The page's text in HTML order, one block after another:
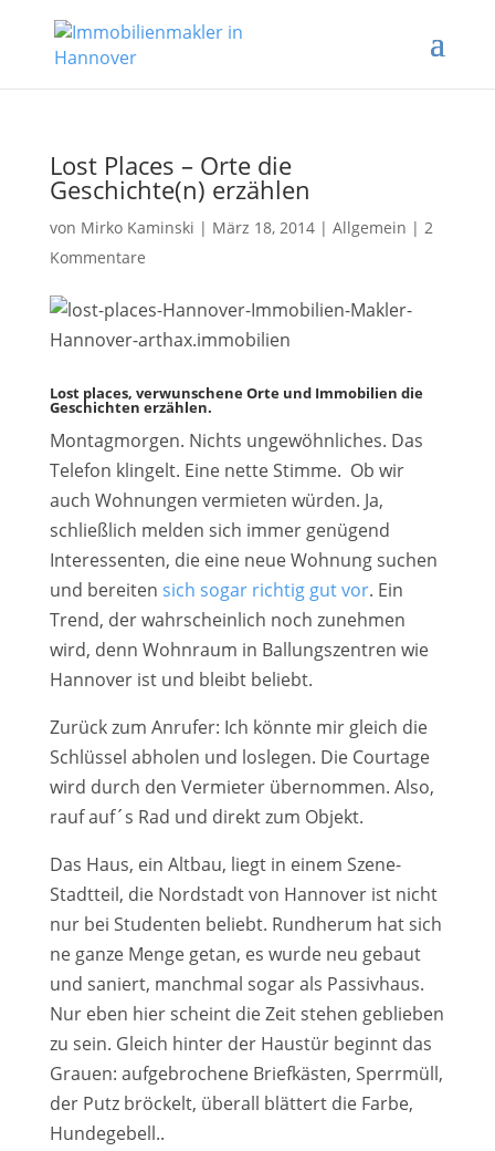
Lost Places – Orte die
Geschichte(n) erzählen
von Mirko Kaminski | März 18, 2014| Allgemein | 2
Kommentare
Lost places, verwunschene Orte und Immobilien die
Geschichten erzählen.
Montagmorgen. Nichts ungewöhnliches. Das
Telefon klingelt. Eine nette Stimme. Ob wir
auch Wohnungen vermieten würden. Ja,
schließlich melden sich immer genügend
Interessenten, die eine neue Wohnung suchen
und bereiten sich sogar richtig gut vor. Ein
Trend, der wahrscheinlich noch zunehmen
wird, denn Wohnraum in Ballungszentren wie
Hannover ist und bleibt beliebt.
Zurück zum Anrufer: Ich könnte mir gleich die
Schlüssel abholen und loslegen. Die Courtage
wird durch den Vermieter übernommen. Also,
rauf auf´s Rad und direkt zum Objekt.
Das Haus, ein Altbau, liegt in einem Szene-
Stadtteil, die Nordstadt von Hannover ist nicht
nur bei Studenten beliebt. Rundherum hat sich
ne ganze Menge getan, es wurde neu gebaut
und saniert, manchmal sogar als Passivhaus.
Nur eben hier scheint die Zeit stehen geblieben
zu sein. Gleich hinter der Haustür beginnt das
Grauen: aufgebrochene Briefkästen, Sperrmüll,
der Putz bröckelt, überall blättert die Farbe,
Hundegebell..